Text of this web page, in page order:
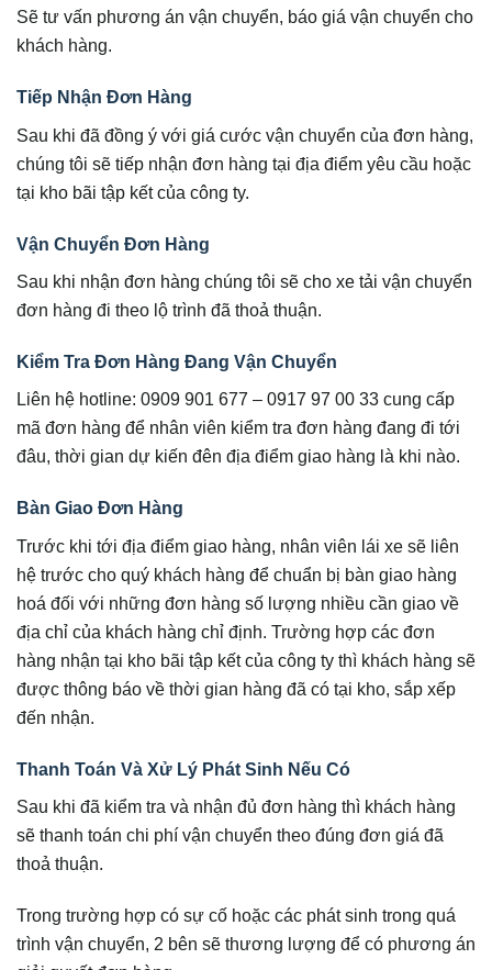
Sẽ tư vấn phương án vận chuyển, báo giá vận chuyển cho
khách hàng.
Tiếp Nhận Đơn Hàng
Sau khi đã đồng ý với giá cước vận chuyển của đơn hàng,
chúng tôi sẽ tiếp nhận đơn hàng tại địa điểm yêu cầu hoặc
tại kho bãi tập kết của công ty.
Vận Chuyển Đơn Hàng
Sau khi nhận đơn hàng chúng tôi sẽ cho xe tải vận chuyển
đơn hàng đi theo lộ trình đã thoả thuận.
Kiểm Tra Đơn Hàng Đang Vận Chuyển
Liên hệ hotline: 0909 901 677 – 0917 97 00 33 cung cấp
mã đơn hàng để nhân viên kiểm tra đơn hàng đang đi tới
đâu, thời gian dự kiến đên địa điểm giao hàng là khi nào.
Bàn Giao Đơn Hàng
Trước khi tới địa điểm giao hàng, nhân viên lái xe sẽ liên
hệ trước cho quý khách hàng để chuẩn bị bàn giao hàng
hoá đối với những đơn hàng số lượng nhiều cần giao về
địa chỉ của khách hàng chỉ định. Trường hợp các đơn
hàng nhận tại kho bãi tập kết của công ty thì khách hàng sẽ
được thông báo về thời gian hàng đã có tại kho, sắp xếp
đến nhận.
Thanh Toán Và Xử Lý Phát Sinh Nếu Có
Sau khi đã kiểm tra và nhận đủ đơn hàng thì khách hàng
sẽ thanh toán chi phí vận chuyển theo đúng đơn giá đã
thoả thuận.
Trong trường hợp có sự cố hoặc các phát sinh trong quá
trình vận chuyển, 2 bên sẽ thương lượng để có phương án